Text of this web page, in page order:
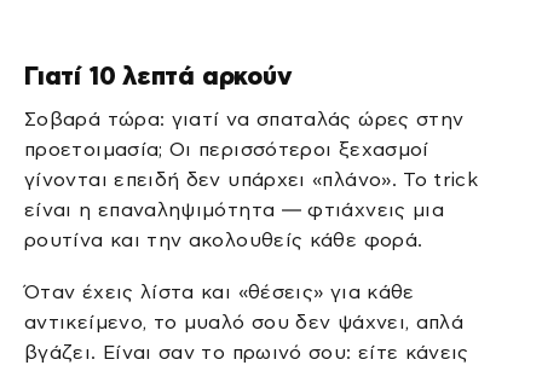
Γιατί 10 λεπτά αρκούν
Σοβαρά τώρα: γιατί να σπαταλάς ώρες στην
προετοιμασία; Οι περισσότεροι ξεχασμοί
γίνονται επειδή δεν υπάρχει «πλάνο». Το trick
είναι η επαναληψιμότητα — φτιάχνεις μια
ρουτίνα και την ακολουθείς κάθε φορά.
Όταν έχεις λίστα και «θέσεις» για κάθε
αντικείμενο, το μυαλό σου δεν ψάχνει, απλά
βγάζει. Είναι σαν το πρωινό σου: είτε κάνεις